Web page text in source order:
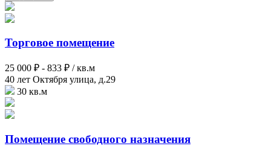
Торговое помещение
25 000 ₽ - 833 ₽ / кв.м
40 лет Октября улица, д.29
30 кв.м
Помещение свободного назначения